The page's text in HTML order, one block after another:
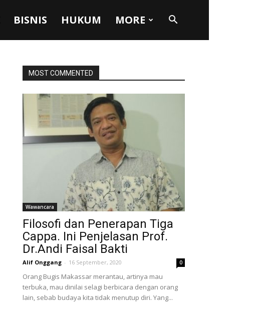
BISNIS HUKUM MORE
MOST COMMENTED
Wawancara
Filosofi dan Penerapan Tiga
Cappa. Ini Penjelasan Prof.
Dr.Andi Faisal Bakti
Alif Onggang - 16 September, 2020 0
Orang Bugis Makassar merantau, artinya mau
terbuka, mau dinilai selagi berbicara dengan orang
lain, sebab budaya kita tidak menutup diri. Yang...